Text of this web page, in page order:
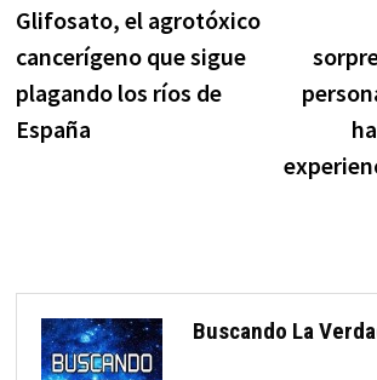
de
entradas
anterior:
Glifosato, el agrotóxico
cancerígeno que sigue
plagando los ríos de
España
Buscando La